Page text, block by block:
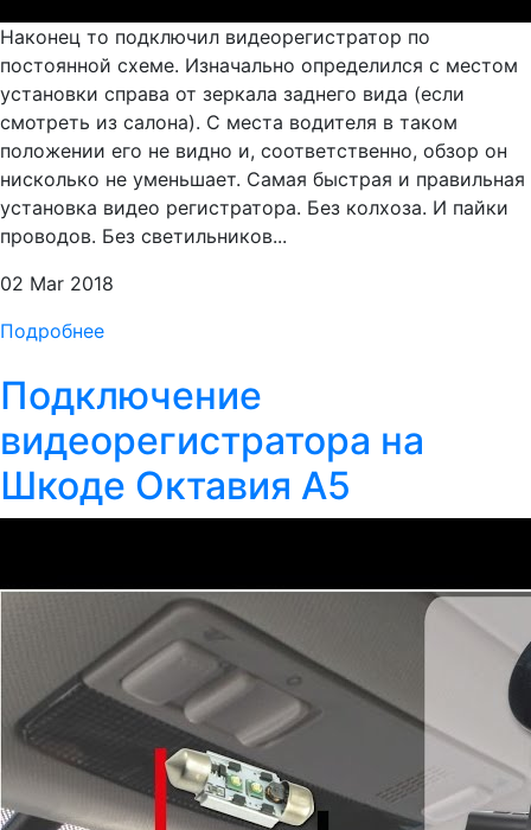
Наконец то подключил видеорегистратор по
постоянной схеме. Изначально определился с местом
установки справа от зеркала заднего вида (если
смотреть из салона). С места водителя в таком
положении его не видно и, соответственно, обзор он
нисколько не уменьшает. Самая быстрая и правильная
установка видео регистратора. Без колхоза. И пайки
проводов. Без светильников...
02 Mar 2018
Подробнее
Подключение
видеорегистратора на
Шкоде Октавия А5